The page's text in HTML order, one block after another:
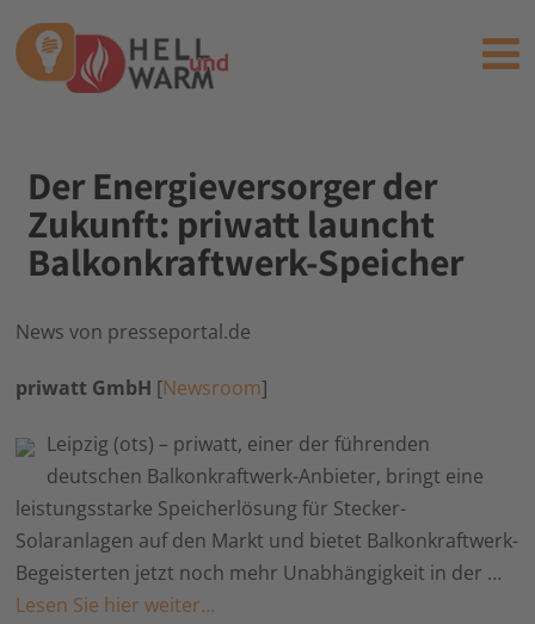
Der Energieversorger der
Zukunft: priwatt launcht
Balkonkraftwerk-Speicher
News von presseportal.de
priwatt GmbH [Newsroom]
Leipzig (ots) – priwatt, einer der führenden
deutschen Balkonkraftwerk-Anbieter, bringt eine
leistungsstarke Speicherlösung für Stecker-
Solaranlagen auf den Markt und bietet Balkonkraftwerk-
Begeisterten jetzt noch mehr Unabhängigkeit in der …
Lesen Sie hier weiter…